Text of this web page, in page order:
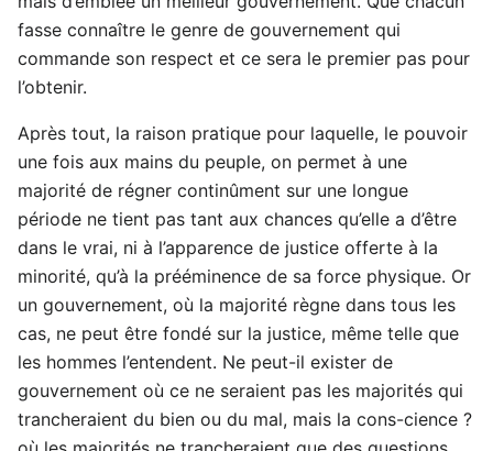
fasse connaître le genre de gouvernement qui
commande son respect et ce sera le premier pas pour
l’obtenir.
Après tout, la raison pratique pour laquelle, le pouvoir
une fois aux mains du peuple, on permet à une
majorité de régner continûment sur une longue
période ne tient pas tant aux chances qu’elle a d’être
dans le vrai, ni à l’apparence de justice offerte à la
minorité, qu’à la prééminence de sa force physique. Or
un gouvernement, où la majorité règne dans tous les
cas, ne peut être fondé sur la justice, même telle que
les hommes l’entendent. Ne peut-il exister de
gouvernement où ce ne seraient pas les majorités qui
trancheraient du bien ou du mal, mais la cons-cience ?